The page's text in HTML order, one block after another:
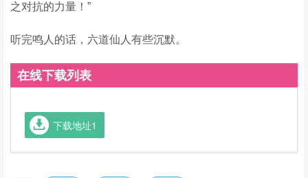
之对抗的力量！”
听完鸣人的话，六道仙人有些沉默。
在线下载列表
下载地址1